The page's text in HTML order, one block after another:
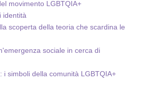
movimento LGBTQIA+
identità
scoperta della teoria che scardina le
sociale in cerca di
i simboli della comunità LGBTQIA+